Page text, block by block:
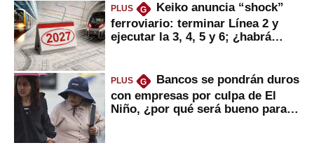
PLUS G
Keiko anuncia “shock”
ferroviario: terminar Línea 2 y
ejecutar la 3, 4, 5 y 6; ¿habrá
PLUS G
Bancos se pondrán duros
con empresas por culpa de El
Niño, ¿por qué será bueno para